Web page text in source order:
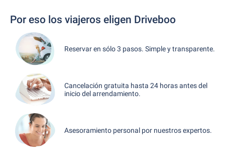
Por eso los viajeros eligen Driveboo
Reservar en sólo 3 pasos. Simple y transparente.
Cancelación gratuita hasta 24 horas antes del
inicio del arrendamiento.
Asesoramiento personal por nuestros expertos.